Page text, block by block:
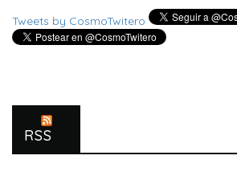
Tweets by CosmoTwitero
RSS